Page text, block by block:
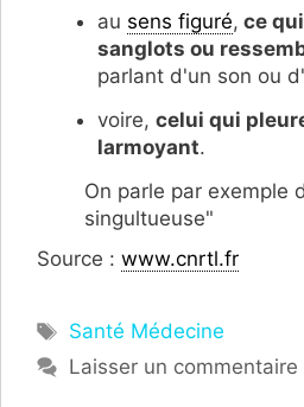
au sens figuré, ce
sanglots ou
parlant d'un son ou
voire, celui qui
larmoyant.
On parle par exemple
singultueuse"
Source : www.cnrtl.fr
Étiquettes
Santé Médecine
Laisser un commentaire